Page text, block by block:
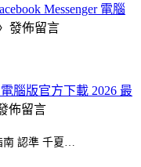
Messenger 電腦
發佈留言
腦版官方下載 2026 最
佈留言
認準 千夏…